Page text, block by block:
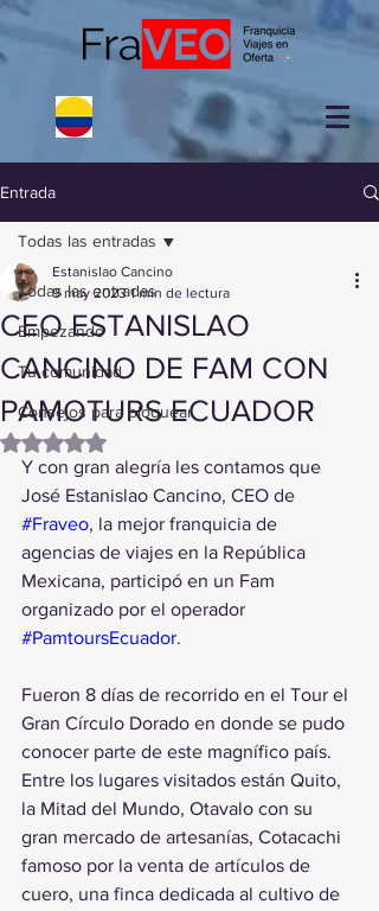
Entrada
Todas las entradas
Empezando
Tu comunidad
Consejos para bloguear
Todas las entradas
CEO ESTANISLAO
CANCINO DE FAM CON
PAMOTURS ECUADOR
Estanislao Cancino
9 may 2023 1 min de lectura
Obtuvo NaN de 5 estrellas.
Y con gran alegría les contamos que
José Estanislao Cancino, CEO de
#Fraveo, la mejor franquicia de
agencias de viajes en la República
Mexicana, participó en un Fam
organizado por el operador
#PamtoursEcuador.
Fueron 8 días de recorrido en el Tour el
Gran Círculo Dorado en donde se pudo
conocer parte de este magnífico país.
Entre los lugares visitados están Quito,
la Mitad del Mundo, Otavalo con su
gran mercado de artesanías, Cotacachi
famoso por la venta de artículos de
cuero, una finca dedicada al cultivo de